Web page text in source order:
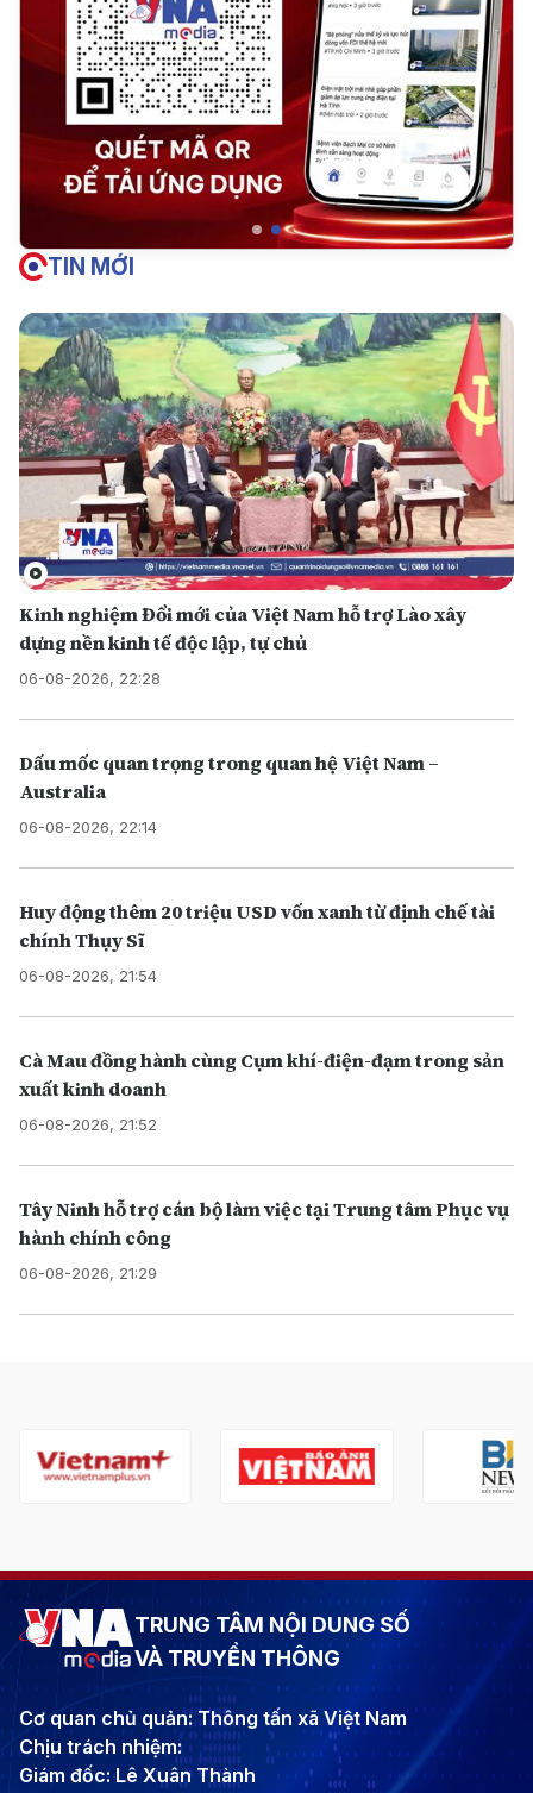
TIN MỚI
Kinh nghiệm Đổi mới của Việt Nam hỗ trợ Lào xây
dựng nền kinh tế độc lập, tự chủ
06-08-2026, 22:28
Dấu mốc quan trọng trong quan hệ Việt Nam –
Australia
06-08-2026, 22:14
Huy động thêm 20 triệu USD vốn xanh từ định chế tài
chính Thụy Sĩ
06-08-2026, 21:54
Cà Mau đồng hành cùng Cụm khí-điện-đạm trong sản
xuất kinh doanh
06-08-2026, 21:52
Tây Ninh hỗ trợ cán bộ làm việc tại Trung tâm Phục vụ
hành chính công
06-08-2026, 21:29
TRUNG TÂM NỘI DUNG SỐ
VÀ TRUYỀN THÔNG
Cơ quan chủ quản: Thông tấn xã Việt Nam
Chịu trách nhiệm:
Giám đốc: Lê Xuân Thành